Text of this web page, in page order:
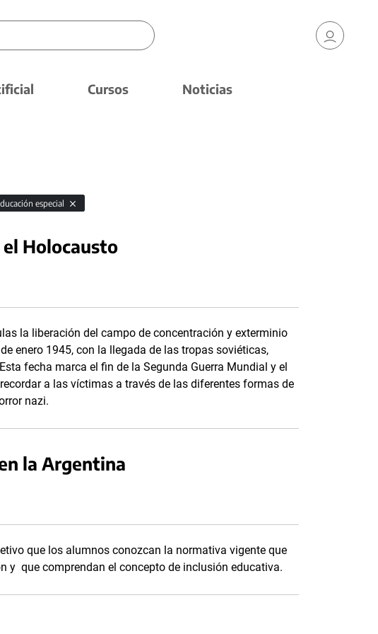
Cursos Noticias
especial
Holocausto
la liberación del campo de concentración y exterminio
enero 1945, con la llegada de las tropas soviéticas,
fecha marca el fin de la Segunda Guerra Mundial y el
a las víctimas a través de las diferentes formas de
nazi.
la Argentina
que los alumnos conozcan la normativa vigente que
y que comprendan el concepto de inclusión educativa.